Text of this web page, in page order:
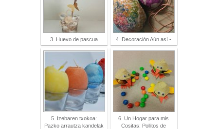
3. Huevo de pascua 4. Decoración Aún así -
5. Izebaren txokoa:
Pazko arrautza kandelak
6. Un Hogar para mis
Cositas: Pollitos de